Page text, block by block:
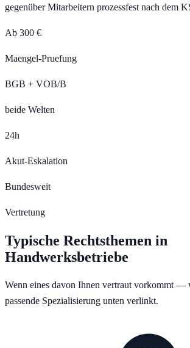
gegenüber Mitarbeitern prozessfest nach dem
Ab 300 €
Maengel-Pruefung
BGB + VOB/B
beide Welten
24h
Akut-Eskalation
Bundesweit
Vertretung
Typische Rechtsthemen in
Handwerksbetriebe
Wenn eines davon Ihnen vertraut vorkommt —
passende Spezialisierung unten verlinkt.